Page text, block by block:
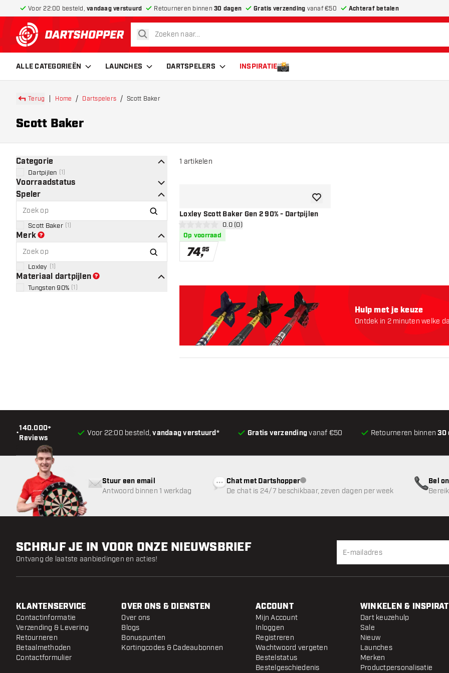
Voor 22:00 besteld, vandaag verstuurd Retourneren binnen 30 dagen Gratis verzending vanaf €50 Achteraf betalen
terug naar home pagina
zoeken
ALLE CATEGORIEËN LAUNCHES DARTSPELERS INSPIRATIE
Terug Home Dartspelers Scott Baker
Scott Baker
Categorie
Dartpijlen 1
Voorraadstatus
Speler
Scott Baker 1
Merk
Loxley 1
Materiaal dartpijlen
Tungsten 90% 1
1 artikelen
Loxley Scott Baker Gen 2 90% - Dartpijlen
open reviews drawer
0 score sterren0.0 (0)
Op voorraad
74,95
toevoegen aan verlanglijst
Hulp met je keuze
Ontdek in 2 minuten welke
•
140.000+
Reviews
Voor 22:00 besteld,vandaag verstuurd* Gratis verzendingvanaf €50 Retourneren binnen30
Stuur een email
Antwoord binnen 1 werkdag
Chat met Dartshopperklantenservice niet beschikbaar
De chat is 24/7 beschikbaar, zeven dagen per week
Bel
SCHRIJF JE IN VOOR ONZE NIEUWSBRIEF
Ontvang de laatste aanbiedingen en acties!
KLANTENSERVICE
Contactinformatie
Verzending & Levering
Retourneren
Betaalmethoden
Contactformulier
OVER ONS & DIENSTEN
Over ons
Blogs
Bonuspunten
Kortingcodes & Cadeaubonnen
ACCOUNT
Mijn Account
Inloggen
Registreren
Wachtwoord vergeten
Bestelstatus
Bestelgeschiedenis
WINKELEN &
Dart keuzehulp
Sale
Nieuw
Launches
Merken
Productpersonalisatie